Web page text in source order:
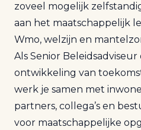
zoveel mogelijk
aan het maatschappelijk
Wmo, welzijn en
Als Senior Beleidsadviseur
ontwikkeling van
werk je samen met
partners, collega’s en
voor maatschappelijke